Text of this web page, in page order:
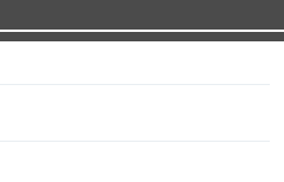
として気軽にご利用くださ